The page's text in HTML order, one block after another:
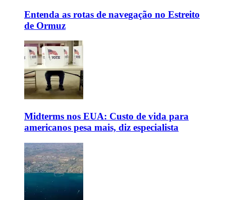
Entenda as rotas de navegação no Estreito
de Ormuz
Midterms nos EUA: Custo de vida para
americanos pesa mais, diz especialista